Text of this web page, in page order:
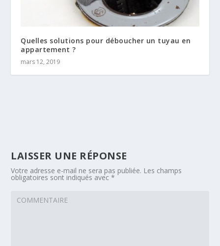
Quelles solutions pour déboucher un tuyau en
appartement ?
mars 12, 2019
LAISSER UNE RÉPONSE
Votre adresse e-mail ne sera pas publiée. Les champs
obligatoires sont indiqués avec*